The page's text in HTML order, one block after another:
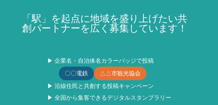
「駅」を起点に地域を盛り上げたい共
創パートナーを広く募集しています！
▶ 企業名・自治体名カラーバッジで投稿
〇〇電鉄
△△市観光協会
▶ 沿線住民と共創する投稿キャンペーン
▶ 全国から集客できるデジタルスタンプラリー